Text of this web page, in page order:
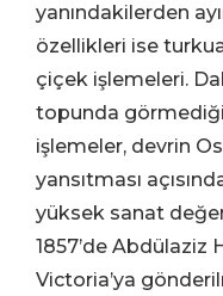
yanındakilerden
özellikleri ise
çiçek işlemeleri.
topunda
işlemeler, devrin
yansıtması
yüksek sanat
1857’de Abdülaziz
Victoria’ya